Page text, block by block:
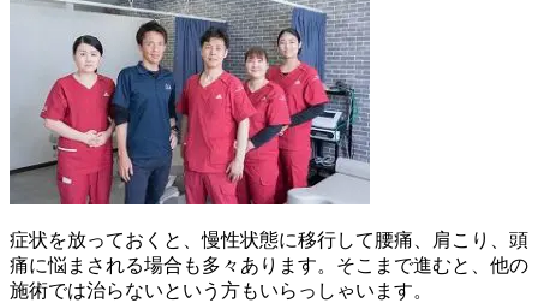
症状を放っておくと、慢性状態に移行して腰痛、肩こり、頭
痛に悩まされる場合も多々あります。そこまで進むと、他の
施術では治らないという方もいらっしゃいます。